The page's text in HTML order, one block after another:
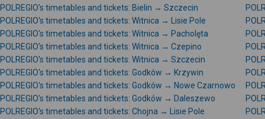
POLREGIO's timetables and tickets: Bielin → Szczecin
POLREGIO's timetables and tickets: Witnica → Lisie Pole
POLREGIO's timetables and tickets: Witnica → Pacholęta
POLREGIO's timetables and tickets: Witnica → Czepino
POLREGIO's timetables and tickets: Witnica → Szczecin
POLREGIO's timetables and tickets: Godków → Krzywin
POLREGIO's timetables and tickets: Godków → Nowe Czarnowo
POLREGIO's timetables and tickets: Godków → Daleszewo
POLREGIO's timetables and tickets: Chojna → Lisie Pole